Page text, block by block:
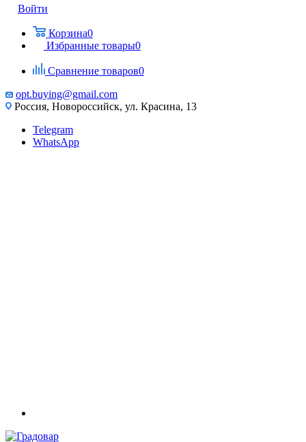
Войти
Корзина0
Избранные товары0
Сравнение товаров0
opt.buying@gmail.com
Россия, Новороссийск, ул. Красина, 13
Telegram
WhatsApp